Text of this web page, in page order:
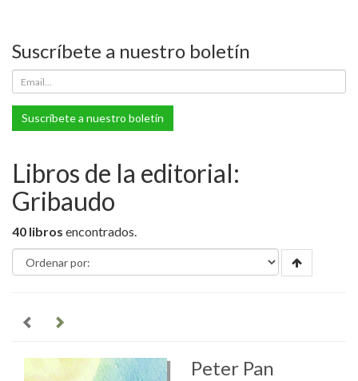
Suscríbete a nuestro boletín
Suscríbete a nuestro boletín
Libros de la editorial:
Gribaudo
40 libros encontrados.
Peter Pan